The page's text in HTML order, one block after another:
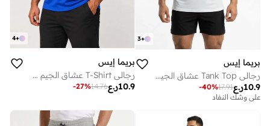
+
3
بريما إيس
رجالي Tank Top عشاق الجيم White
ر.ع10.9
17.91
-40%
على وشك النفاد
+
4
بريما إيس
رجالي T-Shirt عشاق الجيم Royal Blue
ر.ع10.9
14.76
-27%